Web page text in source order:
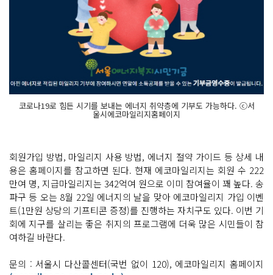
코로나19로 힘든 시기를 보내는 에너지 취약층에 기부도 가능하다. ⓒ서
울시에코마일리지홈페이지
회원가입 방법, 마일리지 사용 방법, 에너지 절약 가이드 등 상세 내
용은 홈페이지를 참고하면 된다. 현재 에코마일리지는 회원 수 222
만여 명, 지급마일리지는 342억여 원으로 이미 참여율이 꽤 높다. 송
파구 등 오는 8월 22일 에너지의 날을 맞아 에코마일리지 가입 이벤
트(1만원 상당의 기프티콘 증정)를 진행하는 자치구도 있다. 이번 기
회에 지구를 살리는 좋은 취지의 프로그램에 더욱 많은 시민들이 참
여하길 바란다.
문의 : 서울시 다산콜센터(국번 없이 120), 에코마일리지 홈페이지